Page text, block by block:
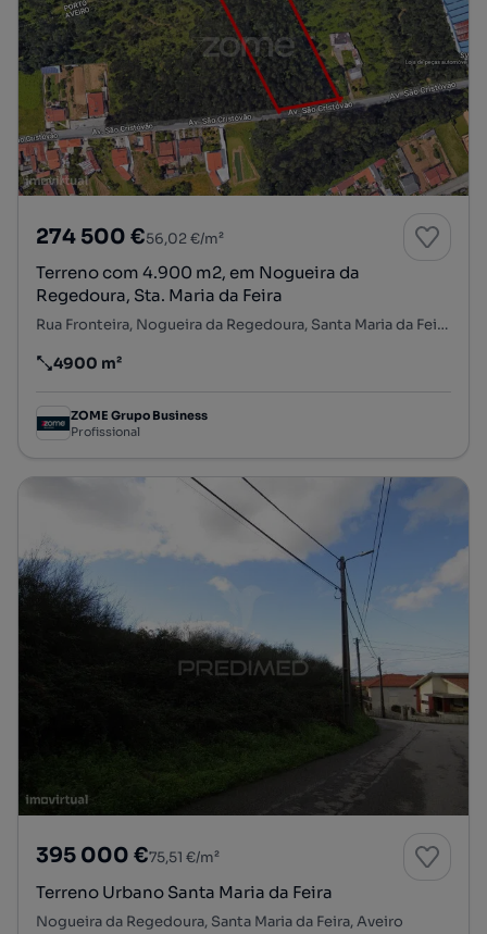
274 500 €56,02 €/m²
Terreno com 4.900 m2, em Nogueira da
Regedoura, Sta. Maria da Feira
Rua Fronteira, Nogueira da Regedoura, Santa Maria da Feira, Aveiro
Preço por metro quadrado
4900 m²
ZOME Grupo Business
Profissional
395 000 €75,51 €/m²
Terreno Urbano Santa Maria da Feira
Nogueira da Regedoura, Santa Maria da Feira, Aveiro